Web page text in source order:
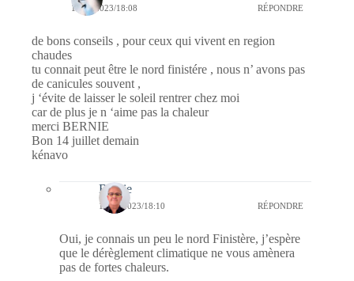
13/07/2023/18:08 RÉPONDRE
de bons conseils , pour ceux qui vivent en region
chaudes
tu connait peut être le nord finistére , nous n’ avons pas
de canicules souvent ,
j ‘évite de laisser le soleil rentrer chez moi
car de plus je n ‘aime pas la chaleur
merci BERNIE
Bon 14 juillet demain
kénavo
Bernie
14/07/2023/18:10 RÉPONDRE
Oui, je connais un peu le nord Finistère, j’espère
que le dérèglement climatique ne vous amènera
pas de fortes chaleurs.